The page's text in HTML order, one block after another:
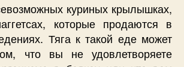
куриных крылышках,
которые продаются в
Тяга к такой еде может
что вы не удовлетворяете